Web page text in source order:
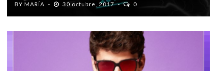
BY MARÍA 30 octubre, 2017 0